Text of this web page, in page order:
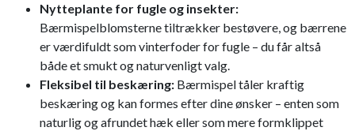
Nytteplante for fugle og insekter:
Bærmispelblomsterne tiltrækker bestøvere, og bærrene
er værdifuldt som vinterfoder for fugle – du får altså
både et smukt og naturvenligt valg.
Fleksibel til beskæring: Bærmispel tåler kraftig
beskæring og kan formes efter dine ønsker – enten som
naturlig og afrundet hæk eller som mere formklippet